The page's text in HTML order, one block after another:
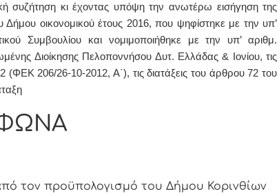
κι έχοντας υπόψη την ανωτέρω εισήγηση της
οικονομικού έτους 2016, που ψηφίστηκε με την υπ’
Συμβουλίου και νομιμοποιήθηκε με την υπ’ αριθμ.
Διοίκησης Πελοποννήσου Δυτ. Ελλάδας & Ιονίου, τις
(ΦΕΚ 206/26-10-2012, Α΄), τις διατάξεις του άρθρου 72 του
τον προϋπολογισμό του Δήμου Κορινθίων